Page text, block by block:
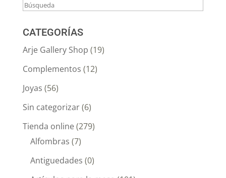
CATEGORÍAS
Arje Gallery Shop (19)
Complementos (12)
Joyas (56)
Sin categorizar(6)
Tienda online(279)
Alfombras (7)
Antiguedades (0)